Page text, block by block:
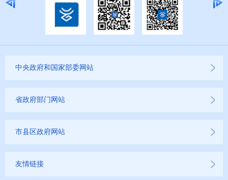
中央政府和国家部委网站
省政府部门网站
市县区政府网站
友情链接